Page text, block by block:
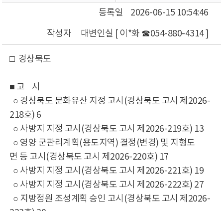
등록일
2026-06-15 10:54:46
작성자
대변인실 [ 이*화 ☎054-880-4314 ]
□ 경상북도
■ 고 시
○ 경상북도 문화유산 지정 고시(경상북도 고시 제2026-
218호) 6
○ 사방지 지정 고시(경상북도 고시 제2026-219호) 13
○ 영양 군관리계획(용도지역) 결정(변경) 및 지형도
면 등 고시(경상북도 고시 제2026-220호) 17
○ 사방지 지정 고시(경상북도 고시 제2026-221호) 19
○ 사방지 지정 고시(경상북도 고시 제2026-222호) 27
○ 지방정원 조성계획 승인 고시(경상북도 고시 제2026-